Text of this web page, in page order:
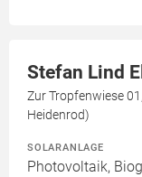
Stefan Lind
Zur Tropfenwiese
Heidenrod)
SOLARANLAGE
Photovoltaik,